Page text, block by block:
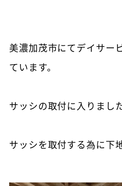
美濃加茂市にてデイサー
ています。
サッシの取付に入りました
サッシを取付する為に下